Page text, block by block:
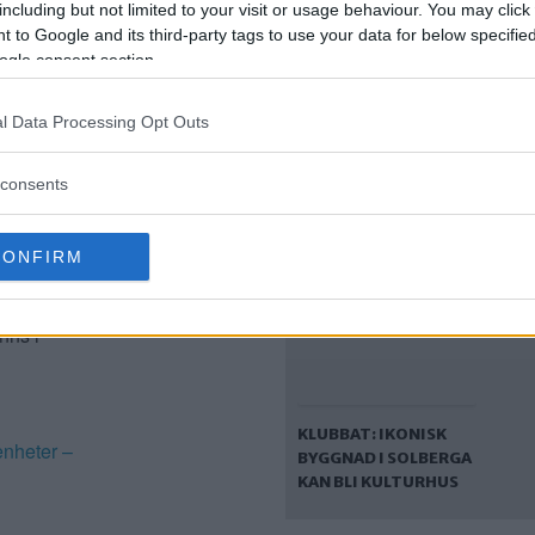
but not limited to your visit or usage behaviour. You may
to Google and its third-party tags to use your data for below
consent section.
Data Processing Opt Outs
i
i
–
NYTT FÖRSÖK MED
NYTT
TRYGGHETEN KAN
KLUBBAT: IKONISK
BYGGNAD I SOLBERGA
KAN BLI KULTURHUS